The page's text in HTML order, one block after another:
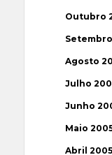
Outubro
Agosto
Julho
Junho
Maio
Abril 2005